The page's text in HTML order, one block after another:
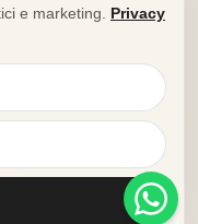
e marketing. Privacy